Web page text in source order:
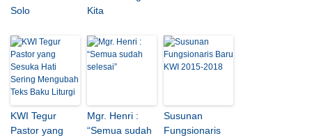
Solo
Kita
KWI Tegur
Pastor yang
Mgr. Henri :
“Semua sudah
Susunan
Fungsionaris